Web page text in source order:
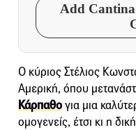
Add
Ο κύριος Στέλιος
Αμερική, όπου
Κάρπαθογια μια
ομογενείς, έτσι κι η